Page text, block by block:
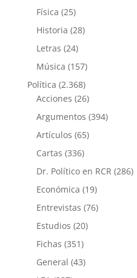
Física (25)
Historia (28)
Letras (24)
Música (157)
Política (2.368)
Acciones (26)
Argumentos (394)
Artículos (65)
Cartas (336)
Dr. Político en RCR (286)
Económica (19)
Entrevistas (76)
Estudios (20)
Fichas (351)
General (43)